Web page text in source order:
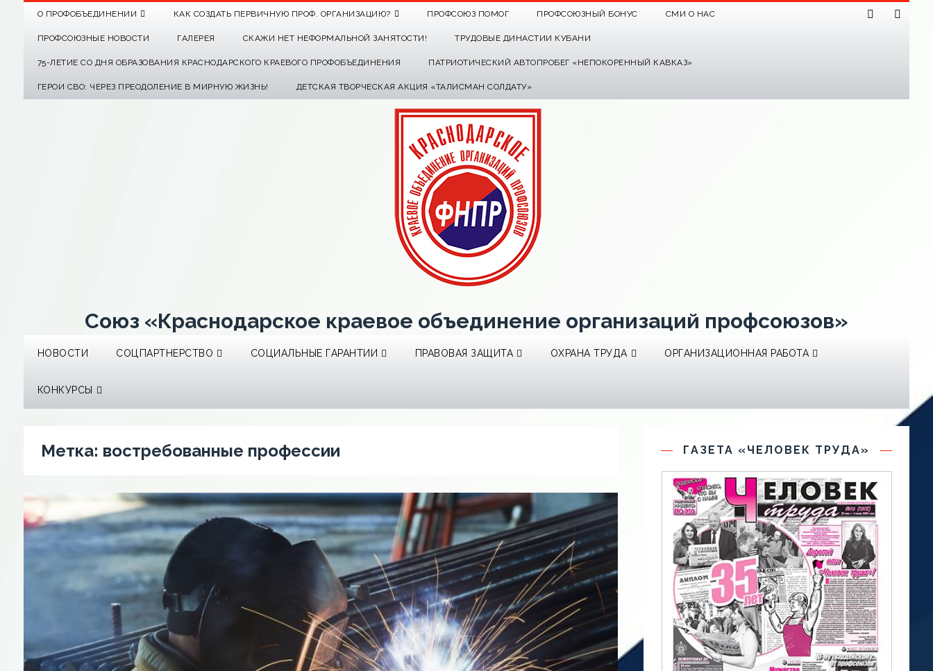
О ПРОФОБЪЕДИНЕНИИ КАК СОЗДАТЬ ПЕРВИЧНУЮ ПРОФ. ОРГАНИЗАЦИЮ? ПРОФСОЮЗ ПОМОГ ПРОФСОЮЗНЫЙ БОНУС СМИ О НАС
ПРОФСОЮЗНЫЕ НОВОСТИ ГАЛЕРЕЯ СКАЖИ НЕТ НЕФОРМАЛЬНОЙ ЗАНЯТОСТИ! ТРУДОВЫЕ ДИНАСТИИ КУБАНИ
75-ЛЕТИЕ СО ДНЯ ОБРАЗОВАНИЯ КРАСНОДАРСКОГО КРАЕВОГО ПРОФОБЪЕДИНЕНИЯ ПАТРИОТИЧЕСКИЙ АВТОПРОБЕГ «НЕПОКОРЕННЫЙ КАВКАЗ»
ГЕРОИ СВО: ЧЕРЕЗ ПРЕОДОЛЕНИЕ В МИРНУЮ ЖИЗНЬ! ДЕТСКАЯ ТВОРЧЕСКАЯ АКЦИЯ «ТАЛИСМАН СОЛДАТУ»
Союз «Краснодарское краевое объединение организаций профсоюзов»
НОВОСТИ СОЦПАРТНЕРСТВО СОЦИАЛЬНЫЕ ГАРАНТИИ ПРАВОВАЯ ЗАЩИТА ОХРАНА ТРУДА ОРГАНИЗАЦИОННАЯ РАБОТА
КОНКУРСЫ
Метка: востребованные профессии ГАЗЕТА «ЧЕЛОВЕК ТРУДА»